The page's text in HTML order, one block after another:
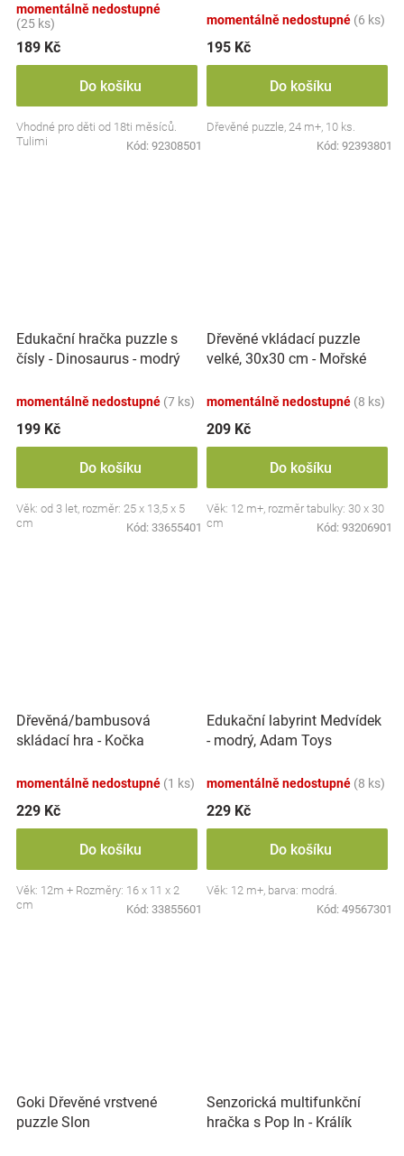
momentálně nedostupné
(25 ks)
189 Kč
Do košíku
Vhodné pro děti od 18ti měsíců.
Tulimi
Kód: 92308501
momentálně nedostupné (6 ks)
195 Kč
Do košíku
Dřevěné puzzle, 24 m+, 10 ks.
Kód: 92393801
Edukační hračka puzzle s
čísly - Dinosaurus - modrý
momentálně nedostupné (7 ks)
199 Kč
Do košíku
Věk: od 3 let, rozměr: 25 x 13,5 x 5
cm
Kód: 33655401
Dřevěné vkládací puzzle
velké, 30x30 cm - Mořské
momentálně nedostupné (8 ks)
209 Kč
Do košíku
Věk: 12 m+, rozměr tabulky: 30 x 30
cm
Kód: 93206901
Dřevěná/bambusová
skládací hra - Kočka
momentálně nedostupné (1 ks)
229 Kč
Do košíku
Věk: 12m + Rozměry: 16 x 11 x 2
cm
Kód: 33855601
Edukační labyrint Medvídek
- modrý, Adam Toys
momentálně nedostupné (8 ks)
229 Kč
Do košíku
Věk: 12 m+, barva: modrá.
Kód: 49567301
Goki Dřevěné vrstvené
puzzle Slon
Senzorická multifunkční
hračka s Pop In - Králík